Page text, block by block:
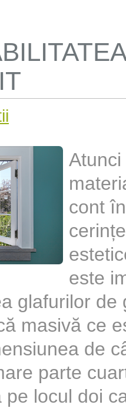
cont
este
glafurilor de
masivă ce
de
parte
locul doi